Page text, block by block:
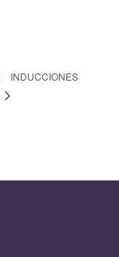
INDUCCIONES